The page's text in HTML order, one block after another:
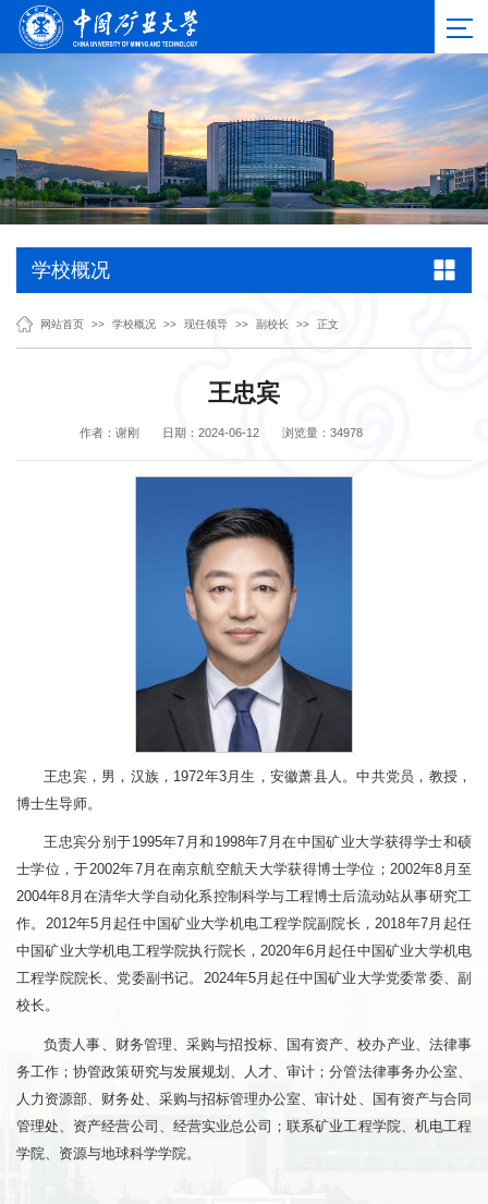
学校概况
网站首页 >> 学校概况 >> 现任领导 >> 副校长 >> 正文
王忠宾
作者：谢刚 日期：2024-06-12 浏览量： 34978
王忠宾，男，汉族，1972年3月生，安徽萧县人。中共党员，教授，
博士生导师。
王忠宾分别于1995年7月和1998年7月在中国矿业大学获得学士和硕
士学位，于2002年7月在南京航空航天大学获得博士学位；2002年8月至
2004年8月在清华大学自动化系控制科学与工程博士后流动站从事研究工
作。2012年5月起任中国矿业大学机电工程学院副院长，2018年7月起任
中国矿业大学机电工程学院执行院长，2020年6月起任中国矿业大学机电
工程学院院长、党委副书记。2024年5月起任中国矿业大学党委常委、副
校长。
负责人事、财务管理、采购与招投标、国有资产、校办产业、法律事
务工作；协管政策研究与发展规划、人才、审计；分管法律事务办公室、
人力资源部、财务处、采购与招标管理办公室、审计处、国有资产与合同
管理处、资产经营公司、经营实业总公司；联系矿业工程学院、机电工程
学院、资源与地球科学学院。